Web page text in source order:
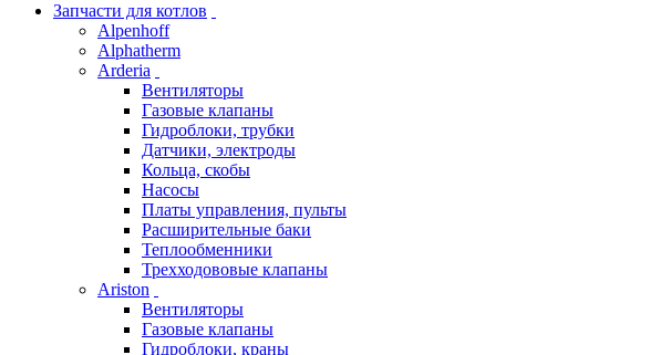
Запчасти для котлов
Alpenhoff
Alphatherm
Arderia
Вентиляторы
Газовые клапаны
Гидроблоки, трубки
Датчики, электроды
Кольца, скобы
Насосы
Платы управления, пульты
Расширительные баки
Теплообменники
Трехходововые клапаны
Ariston
Вентиляторы
Газовые клапаны
Гидроблоки, краны